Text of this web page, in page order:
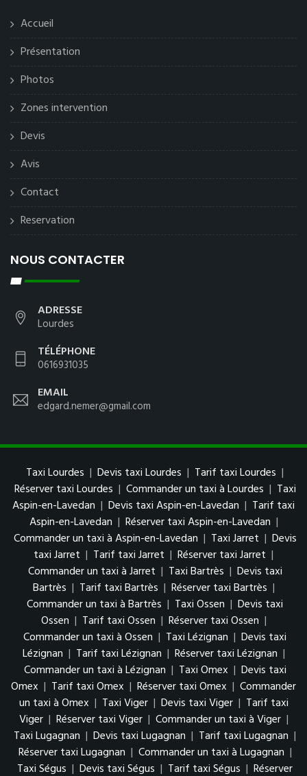
Accueil
Présentation
Photos
Zones intervention
Devis
Avis
Contact
Reservation
NOUS CONTACTER
ADRESSE
Lourdes
TÉLÉPHONE
0616931035
EMAIL
edgard.nemer@gmail.com
Taxi Lourdes | Devis taxi Lourdes | Tarif taxi Lourdes |
Réserver taxi Lourdes | Commander un taxi à Lourdes | Taxi
Aspin-en-Lavedan | Devis taxi Aspin-en-Lavedan | Tarif taxi
Aspin-en-Lavedan | Réserver taxi Aspin-en-Lavedan |
Commander un taxi à Aspin-en-Lavedan | Taxi Jarret | Devis
taxi Jarret | Tarif taxi Jarret | Réserver taxi Jarret |
Commander un taxi à Jarret | Taxi Bartrès | Devis taxi
Bartrès | Tarif taxi Bartrès | Réserver taxi Bartrès |
Commander un taxi à Bartrès | Taxi Ossen | Devis taxi
Ossen | Tarif taxi Ossen | Réserver taxi Ossen |
Commander un taxi à Ossen | Taxi Lézignan | Devis taxi
Lézignan | Tarif taxi Lézignan | Réserver taxi Lézignan |
Commander un taxi à Lézignan | Taxi Omex | Devis taxi
Omex | Tarif taxi Omex | Réserver taxi Omex | Commander
un taxi à Omex | Taxi Viger | Devis taxi Viger | Tarif taxi
Viger | Réserver taxi Viger | Commander un taxi à Viger |
Taxi Lugagnan | Devis taxi Lugagnan | Tarif taxi Lugagnan |
Réserver taxi Lugagnan | Commander un taxi à Lugagnan |
Taxi Ségus | Devis taxi Ségus | Tarif taxi Ségus | Réserver